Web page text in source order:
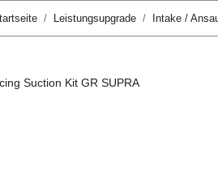
Leistungsupgrade Intake /